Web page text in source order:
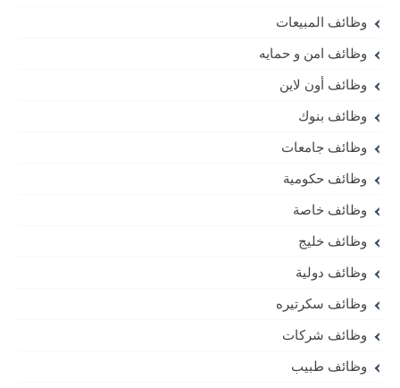
وظائف المبيعات
وظائف امن و حمايه
وظائف أون لاين
وظائف بنوك
وظائف جامعات
وظائف حكومية
وظائف خاصة
وظائف خليج
وظائف دولية
وظائف سكرتيره
وظائف شركات
وظائف طبيب